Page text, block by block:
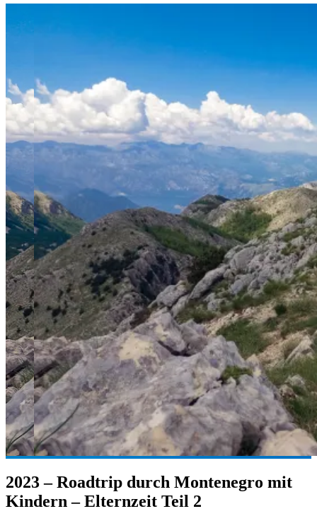
2023 – Roadtrip durch Montenegro mit
Kindern – Elternzeit Teil 2